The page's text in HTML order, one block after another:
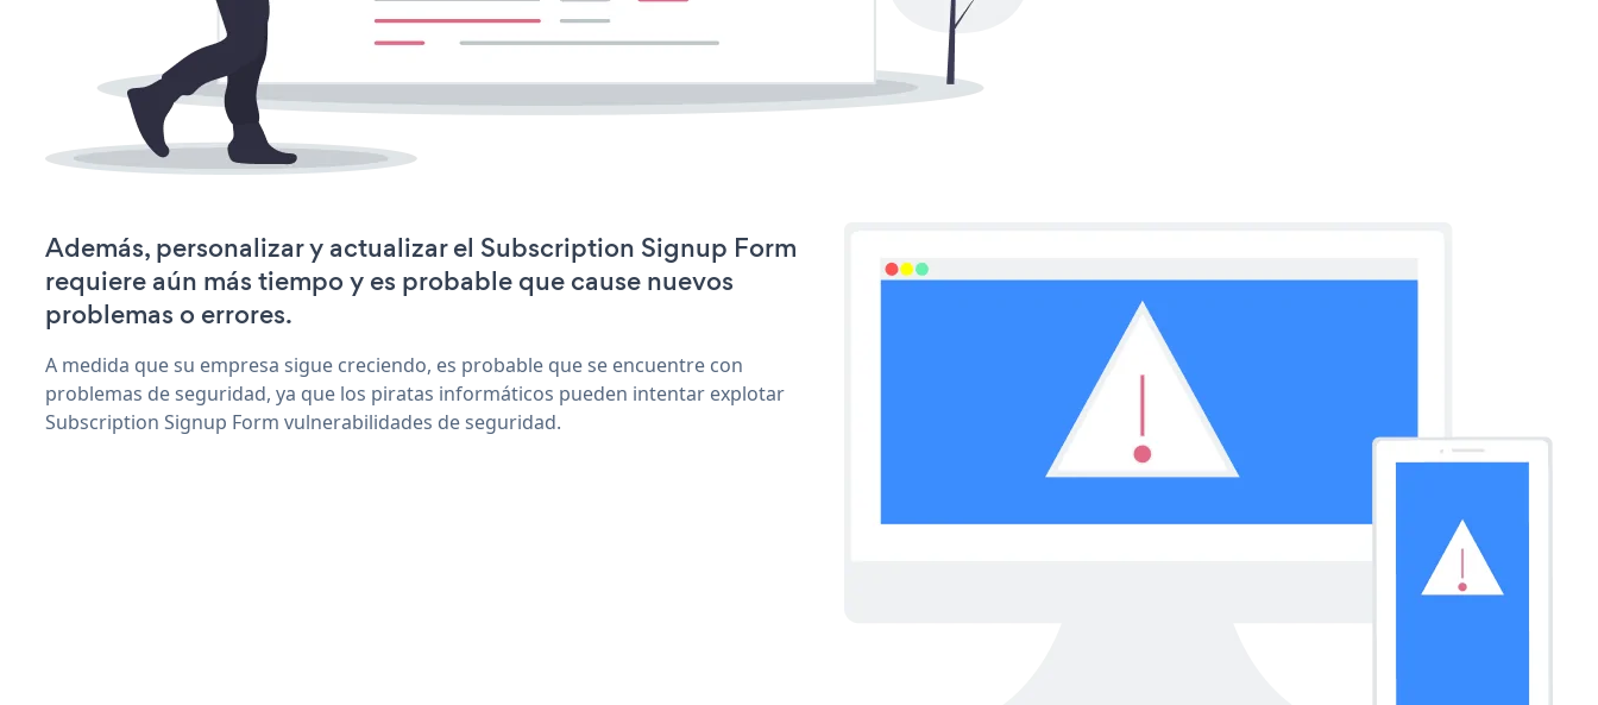
Además, personalizar y actualizar el Subscription Signup Form
requiere aún más tiempo y es probable que cause nuevos
problemas o errores.
A medida que su empresa sigue creciendo, es probable que se encuentre con
problemas de seguridad, ya que los piratas informáticos pueden intentar explotar
Subscription Signup Form vulnerabilidades de seguridad.